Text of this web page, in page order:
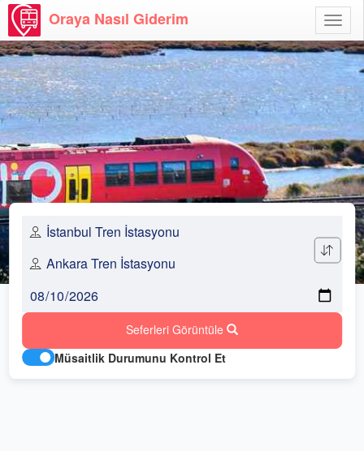
Aç
Oraya Nasıl Giderim
Seferleri Görüntüle
Müsaitlik Durumunu Kontrol Et